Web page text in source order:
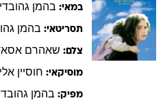
במאי: בהמן גהובדי
תסריטאי: בהמן
צלם: שאהרם
מוסיקאי: חוסיין
מפיק: בהמן